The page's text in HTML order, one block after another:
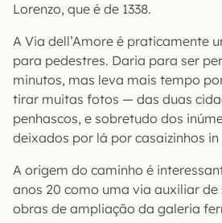
Lorenzo, que é de 1338.
A Via dell’Amore é praticamente
para pedestres. Daria para ser
minutos, mas leva mais tempo
tirar muitas fotos — das duas
penhascos, e sobretudo dos
deixados por lá por casaizinhos in
A origem do caminho é
anos 20 como uma via auxiliar de
obras de ampliação da galeria